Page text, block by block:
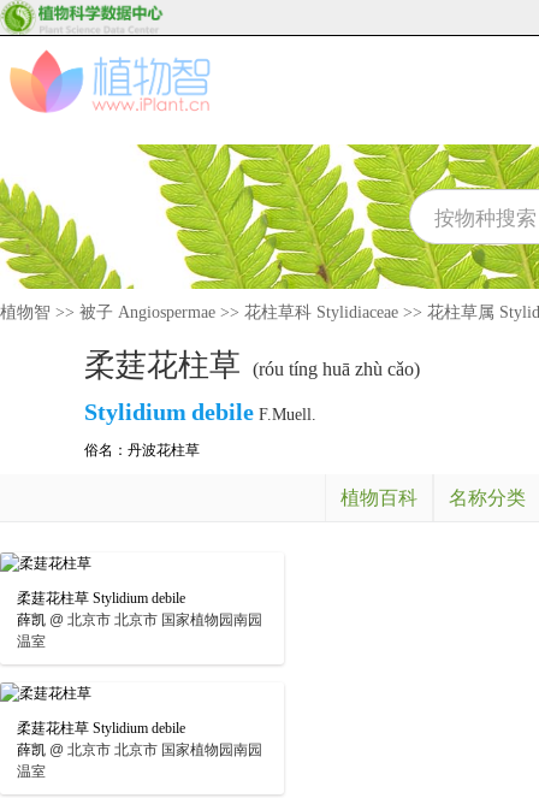
植物智 >> 被子 Angiospermae >> 花柱草科 Stylidiaceae >> 花柱草属
柔莛花柱草 (róu tíng huā zhù cǎo)
Stylidium debile F.Muell.
俗名： 丹波花柱草
植物百科 名称分类
柔莛花柱草 Stylidium debile
薛凯 @ 北京市 北京市 国家植物园南园
温室
柔莛花柱草 Stylidium debile
薛凯 @ 北京市 北京市 国家植物园南园
温室